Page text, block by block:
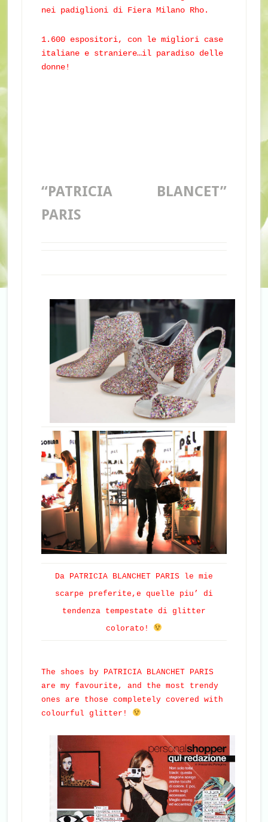
nei padiglioni di Fiera Milano Rho.
1.600 espositori, con le migliori case
italiane e straniere…il paradiso delle
donne!
“PATRICIA BLANCET”
PARIS
Da PATRICIA BLANCHET PARIS le mie
scarpe preferite,e quelle piu’ di
tendenza tempestate di glitter
colorato!
The shoes by PATRICIA BLANCHET PARIS
are my favourite, and the most trendy
ones are those completely covered with
colourful glitter!